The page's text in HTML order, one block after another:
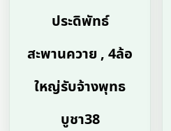
ประดิพัทธ์
สะพานควาย , 4ล้อ
ใหญ่รับจ้างพุทธ
บูชา38